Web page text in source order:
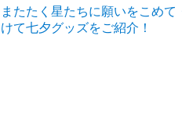
またたく星たちに願いをこめ
けて七夕グッズをご紹介！